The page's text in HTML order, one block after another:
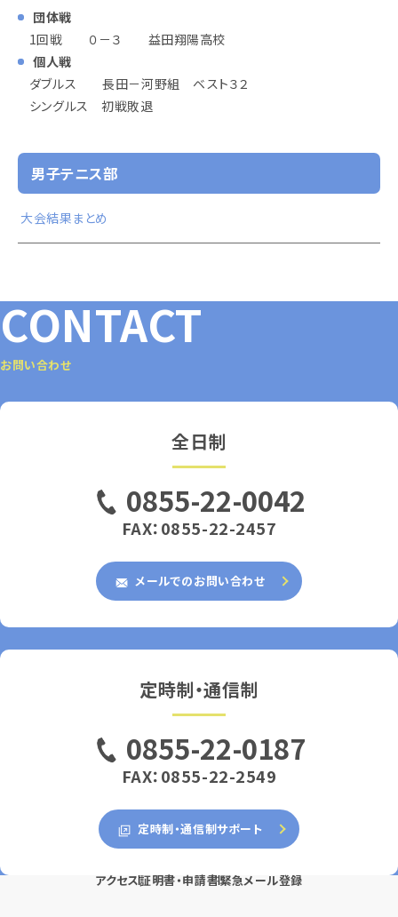
団体戦
1回戦 ０－３ 益田翔陽高校
個人戦
ダブルス 長田－河野組 ベスト３２
シングルス 初戦敗退
男子テニス部
大会結果まとめ
CONTACT
お問い合わせ
全日制
0855-22-0042
FAX：0855-22-2457
メールでのお問い合わせ
定時制・通信制
0855-22-0187
FAX：0855-22-2549
定時制・通信制サポート
アクセス証明書・申請書緊急メール登録